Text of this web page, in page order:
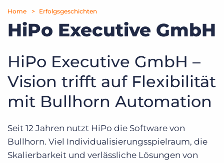
Demo anfragen Login
Home Erfolgsgeschichten
HiPo Executive GmbH
HiPo Executive GmbH –
Vision trifft auf Flexibilität
mit Bullhorn Automation
Seit 12 Jahren nutzt HiPo die Software von
Bullhorn. Viel Individualisierungsspielraum, die
Skalierbarkeit und verlässliche Lösungen von